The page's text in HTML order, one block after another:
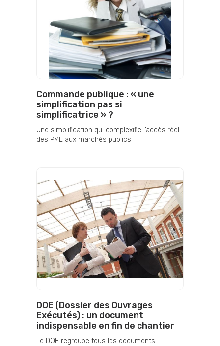
Commande publique : « une
simplification pas si
simplificatrice » ?
Une simplification qui complexifie l’accès réel
des PME aux marchés publics.
DOE (Dossier des Ouvrages
Exécutés) : un document
indispensable en fin de chantier
Le DOE regroupe tous les documents